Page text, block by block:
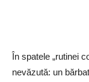
În spatele „rutinei
nevăzută: un